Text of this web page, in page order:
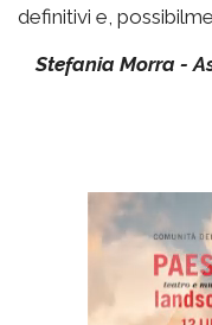
definitivi e,
Stefania Morra -